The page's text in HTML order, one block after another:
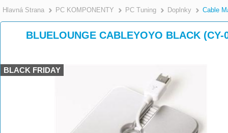
Hlavná Strana >
PC KOMPONENTY >
PC Tuning >
Doplnky Cable
BLUELOUNGE CABLEYOYO BLACK (CY-
BLACK FRIDAY